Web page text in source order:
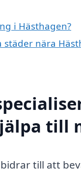
i Hästhagen?
nära
till
till att